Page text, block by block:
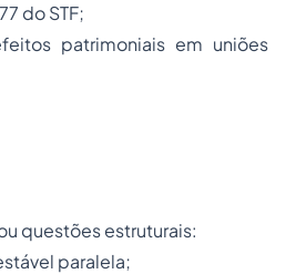
do STF;
patrimoniais em uniões
questões estruturais:
paralela;